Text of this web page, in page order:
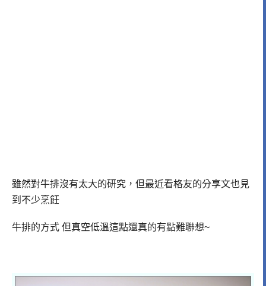
雖然對牛排沒有太大的研究，但最近看格友的分享文也見
到不少烹飪
牛排的方式 但真空低溫這點還真的有點難聯想~